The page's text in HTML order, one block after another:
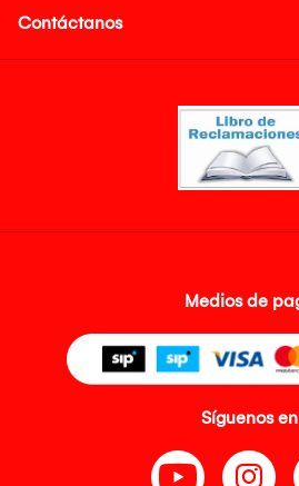
Contáctanos
Medios de
Síguenos en